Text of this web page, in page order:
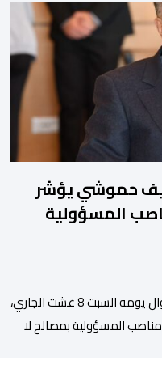
الرأي العام بالحقائق
السجنية أن المعني
ومستمر وفقا […]
حموشي يؤشر
مناصب المسؤولية
أعلنت المديرية العامة للأمن الوطني، زوال يومه السبت 8 غشت الجاري،
المسؤولية بمصالح لا